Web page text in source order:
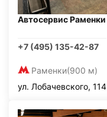
Автосервис Раменки
+7 (495) 135-42-87
Раменки(900 м)
ул. Лобачевского, 114